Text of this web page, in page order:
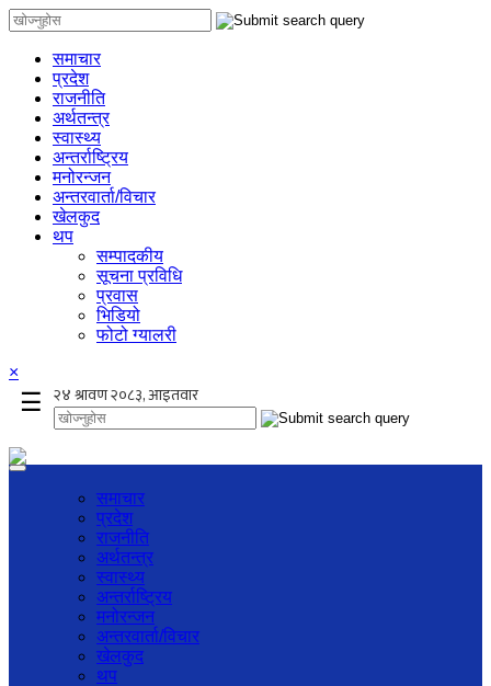
समाचार
प्रदेश
राजनीति
अर्थतन्त्र
स्वास्थ्य
अन्तर्राष्ट्रिय
मनोरन्जन
अन्तरवार्ता/विचार
खेलकुद
थप
सम्पादकीय
सूचना प्रविधि
प्रवास
भिडियो
फोटो ग्यालरी
×
☰
समाचार
प्रदेश
राजनीति
अर्थतन्त्र
स्वास्थ्य
अन्तर्राष्ट्रिय
मनोरन्जन
अन्तरवार्ता/विचार
खेलकुद
थप